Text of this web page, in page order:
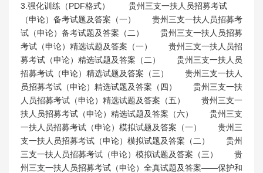
3.强化训练（PDF格式） 贵州三支一扶人员招募考试
（申论）备考试题及答案（一） 贵州三支一扶人员招募考
试（申论）备考试题及答案（二） 贵州三支一扶人员招募
考试（申论）精选试题及答案（一） 贵州三支一扶人员招
募考试（申论）精选试题及答案（二） 贵州三支一扶人员
招募考试（申论）精选试题及答案（三） 贵州三支一扶人
员招募考试（申论）精选试题及答案（四） 贵州三支一扶
人员招募考试（申论）精选试题及答案（五） 贵州三支一
扶人员招募考试（申论）精选试题及答案（六） 贵州三支
一扶人员招募考试（申论）模拟试题及答案（一） 贵州三
支一扶人员招募考试（申论）模拟试题及答案（二） 贵州
三支一扶人员招募考试（申论）模拟试题及答案（三） 贵
州三支一扶人员招募考试（申论）全真试题及答案——保护和